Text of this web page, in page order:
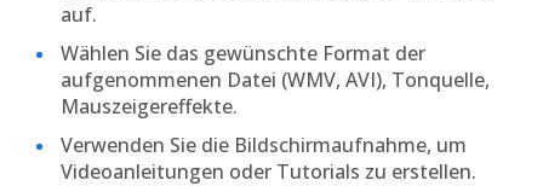
auf.
Wählen Sie das gewünschte Format der
aufgenommenen Datei (WMV, AVI), Tonquelle,
Mauszeigereffekte.
Verwenden Sie die Bildschirmaufnahme, um
Videoanleitungen oder Tutorials zu erstellen.